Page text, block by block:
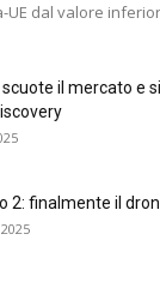
dal valore
scuote il mercato e
2: finalmente il